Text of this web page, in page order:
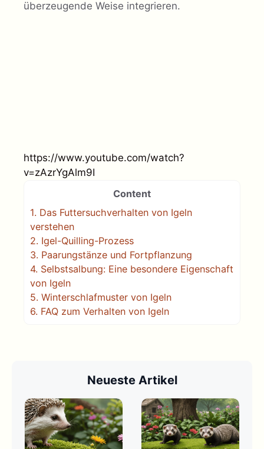
überzeugende Weise integrieren.
https://www.youtube.com/watch?
v=zAzrYgAlm9I
Content
1. Das Futtersuchverhalten von Igeln
verstehen
2. Igel-Quilling-Prozess
3. Paarungstänze und Fortpflanzung
4. Selbstsalbung: Eine besondere Eigenschaft
von Igeln
5. Winterschlafmuster von Igeln
6. FAQ zum Verhalten von Igeln
Neueste Artikel